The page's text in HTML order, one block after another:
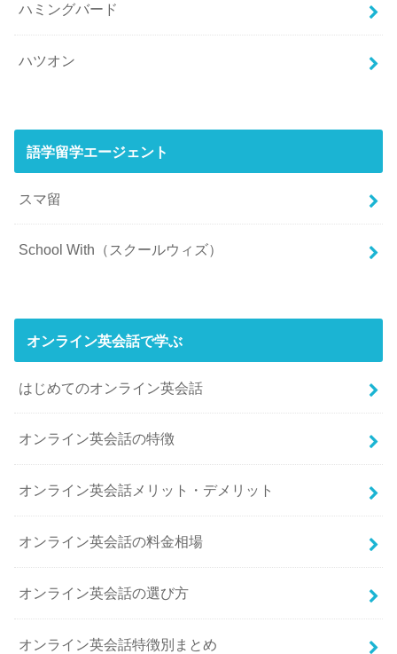
ハミングバード
ハツオン
語学留学エージェント
スマ留
School With（スクールウィズ）
オンライン英会話で学ぶ
はじめてのオンライン英会話
オンライン英会話の特徴
オンライン英会話メリット・デメリット
オンライン英会話の料金相場
オンライン英会話の選び方
オンライン英会話特徴別まとめ